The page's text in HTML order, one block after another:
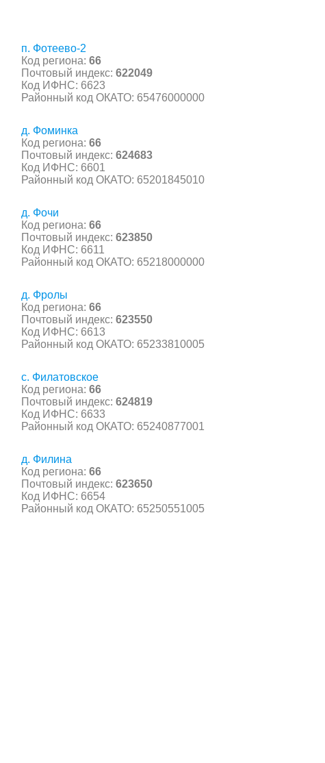
п. Фотеево-2
Код региона: 66
Почтовый индекс: 622049
Код ИФНС: 6623
Районный код ОКАТО: 65476000000
д. Фоминка
Код региона: 66
Почтовый индекс: 624683
Код ИФНС: 6601
Районный код ОКАТО: 65201845010
д. Фочи
Код региона: 66
Почтовый индекс: 623850
Код ИФНС: 6611
Районный код ОКАТО: 65218000000
д. Фролы
Код региона: 66
Почтовый индекс: 623550
Код ИФНС: 6613
Районный код ОКАТО: 65233810005
с. Филатовское
Код региона: 66
Почтовый индекс: 624819
Код ИФНС: 6633
Районный код ОКАТО: 65240877001
д. Филина
Код региона: 66
Почтовый индекс: 623650
Код ИФНС: 6654
Районный код ОКАТО: 65250551005